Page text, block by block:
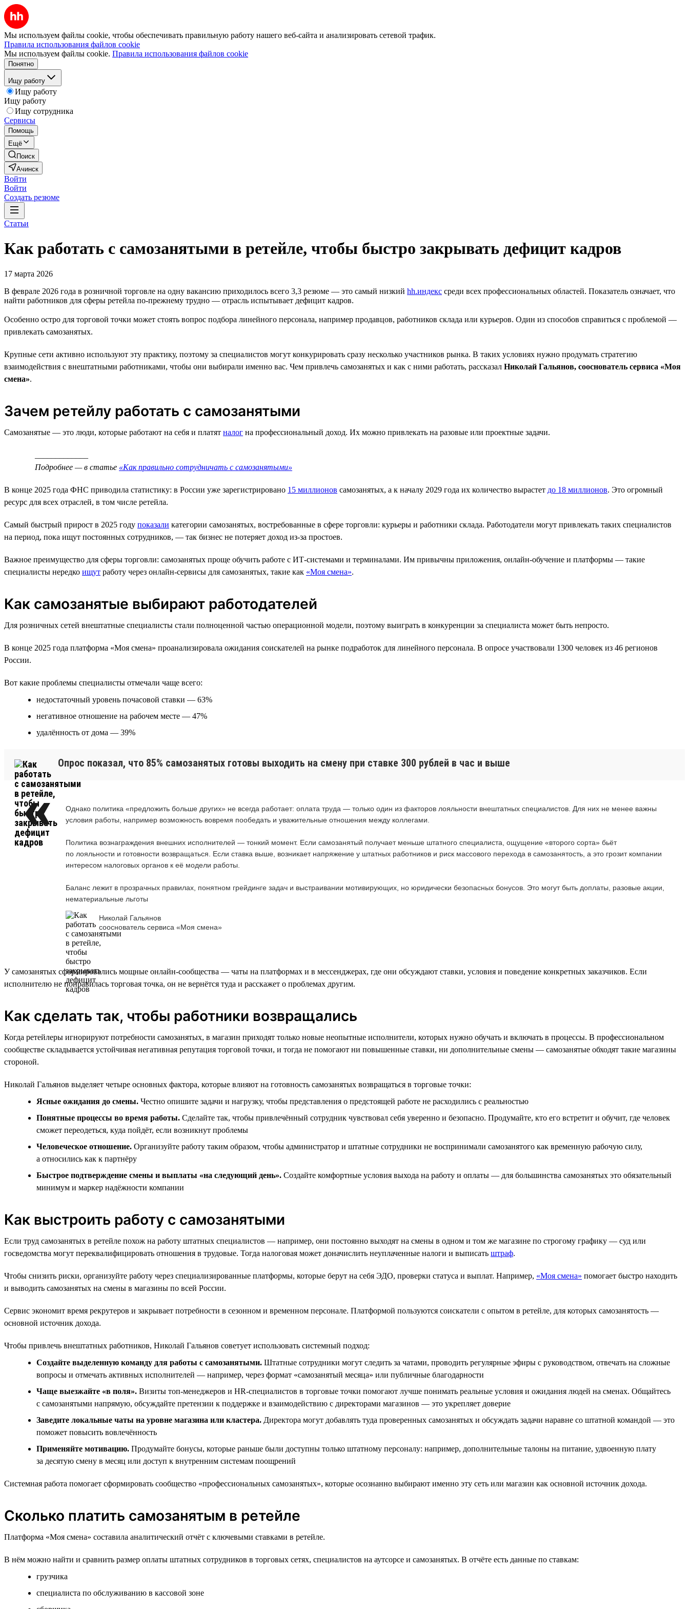
Мы используем файлы cookie, чтобы обеспечивать правильную работу нашего веб-сайта и анализировать сетевой трафик.
Правила использования файлов cookie
Мы используем файлы cookie. Правила использования файлов cookie
Понятно
Ищу работу
Ищу работу
Ищу работу
Ищу сотрудника
Сервисы
Помощь
Ещё
Поиск
Ачинск
Войти
Войти
Создать резюме
Статьи
Как работать с самозанятыми в ретейле, чтобы быстро закрывать дефицит кадров
17 марта 2026
В феврале 2026 года в розничной торговле на одну вакансию приходилось всего 3,3 резюме — это самый низкий hh.индекс среди всех профессиональных областей. Показатель означает, что
найти работников для сферы ретейла по-прежнему трудно — отрасль испытывает дефицит кадров.
Особенно остро для торговой точки может стоять вопрос подбора линейного персонала, например продавцов, работников склада или курьеров. Один из способов справиться с проблемой —
привлекать самозанятых.
Крупные сети активно используют эту практику, поэтому за специалистов могут конкурировать сразу несколько участников рынка. В таких условиях нужно продумать стратегию
взаимодействия с внештатными работниками, чтобы они выбирали именно вас. Чем привлечь самозанятых и как с ними работать, рассказал Николай Гальянов, сооснователь сервиса «Моя
смена».
Зачем ретейлу работать с самозанятыми
Самозанятые — это люди, которые работают на себя и платят налог на профессиональный доход. Их можно привлекать на разовые или проектные задачи.
Подробнее — в статье «Как правильно сотрудничать с самозанятыми»
В конце 2025 года ФНС приводила статистику: в России уже зарегистрировано 15 миллионов самозанятых, а к началу 2029 года их количество вырастет до 18 миллионов. Это огромный
ресурс для всех отраслей, в том числе ретейла.
Самый быстрый прирост в 2025 году показали категории самозанятых, востребованные в сфере торговли: курьеры и работники склада. Работодатели могут привлекать таких специалистов
на период, пока ищут постоянных сотрудников, — так бизнес не потеряет доход из-за простоев.
Важное преимущество для сферы торговли: самозанятых проще обучить работе с ИТ-системами и терминалами. Им привычны приложения, онлайн-обучение и платформы — такие
специалисты нередко ищут работу через онлайн-сервисы для самозанятых, такие как «Моя смена».
Как самозанятые выбирают работодателей
Для розничных сетей внештатные специалисты стали полноценной частью операционной модели, поэтому выиграть в конкуренции за специалиста может быть непросто.
В конце 2025 года платформа «Моя смена» проанализировала ожидания соискателей на рынке подработок для линейного персонала. В опросе участвовали 1300 человек из 46 регионов
России.
Вот какие проблемы специалисты отмечали чаще всего:
недостаточный уровень почасовой ставки — 63%
негативное отношение на рабочем месте — 47%
удалённость от дома — 39%
Опрос показал, что 85% самозанятых готовы выходить на смену при ставке 300 рублей в час и выше
Однако политика «предложить больше других» не всегда работает: оплата труда — только один из факторов лояльности внештатных специалистов. Для них не менее важны
условия работы, например возможность вовремя пообедать и уважительные отношения между коллегами.
Политика вознаграждения внешних исполнителей — тонкий момент. Если самозанятый получает меньше штатного специалиста, ощущение «второго сорта» бьёт
по лояльности и готовности возвращаться. Если ставка выше, возникает напряжение у штатных работников и риск массового перехода в самозанятость, а это грозит компании
интересом налоговых органов к её модели работы.
Баланс лежит в прозрачных правилах, понятном грейдинге задач и выстраивании мотивирующих, но юридически безопасных бонусов. Это могут быть доплаты, разовые акции,
нематериальные льготы
Николай Гальянов
сооснователь сервиса «Моя смена»
У самозанятых сформировались мощные онлайн‑сообщества — чаты на платформах и в мессенджерах, где они обсуждают ставки, условия и поведение конкретных заказчиков. Если
исполнителю не понравилась торговая точка, он не вернётся туда и расскажет о проблемах другим.
Как сделать так, чтобы работники возвращались
Когда ретейлеры игнорируют потребности самозанятых, в магазин приходят только новые неопытные исполнители, которых нужно обучать и включать в процессы. В профессиональном
сообществе складывается устойчивая негативная репутация торговой точки, и тогда не помогают ни повышенные ставки, ни дополнительные смены — самозанятые обходят такие магазины
стороной.
Николай Гальянов выделяет четыре основных фактора, которые влияют на готовность самозанятых возвращаться в торговые точки:
Ясные ожидания до смены. Честно опишите задачи и нагрузку, чтобы представления о предстоящей работе не расходились с реальностью
Понятные процессы во время работы. Сделайте так, чтобы привлечённый сотрудник чувствовал себя уверенно и безопасно. Продумайте, кто его встретит и обучит, где человек
сможет переодеться, куда пойдёт, если возникнут проблемы
Человеческое отношение. Организуйте работу таким образом, чтобы администратор и штатные сотрудники не воспринимали самозанятого как временную рабочую силу,
а относились как к партнёру
Быстрое подтверждение смены и выплаты «на следующий день». Создайте комфортные условия выхода на работу и оплаты — для большинства самозанятых это обязательный
минимум и маркер надёжности компании
Как выстроить работу с самозанятыми
Если труд самозанятых в ретейле похож на работу штатных специалистов — например, они постоянно выходят на смены в одном и том же магазине по строгому графику — суд или
госведомства могут переквалифицировать отношения в трудовые. Тогда налоговая может доначислить неуплаченные налоги и выписать штраф.
Чтобы снизить риски, организуйте работу через специализированные платформы, которые берут на себя ЭДО, проверки статуса и выплат. Например, «Моя смена» помогает быстро находить
и выводить самозанятых на смены в магазины по всей России.
Сервис экономит время рекрутеров и закрывает потребности в сезонном и временном персонале. Платформой пользуются соискатели с опытом в ретейле, для которых самозанятость —
основной источник дохода.
Чтобы привлечь внештатных работников, Николай Гальянов советует использовать системный подход:
Создайте выделенную команду для работы с самозанятыми. Штатные сотрудники могут следить за чатами, проводить регулярные эфиры с руководством, отвечать на сложные
вопросы и отмечать активных исполнителей — например, через формат «самозанятый месяца» или публичные благодарности
Чаще выезжайте «в поля». Визиты топ‑менеджеров и HR‑специалистов в торговые точки помогают лучше понимать реальные условия и ожидания людей на сменах. Общайтесь
с самозанятыми напрямую, обсуждайте претензии к поддержке и взаимодействию с директорами магазинов — это укрепляет доверие
Заведите локальные чаты на уровне магазина или кластера. Директора могут добавлять туда проверенных самозанятых и обсуждать задачи наравне со штатной командой — это
поможет повысить вовлечённость
Применяйте мотивацию. Продумайте бонусы, которые раньше были доступны только штатному персоналу: например, дополнительные талоны на питание, удвоенную плату
за десятую смену в месяц или доступ к внутренним системам поощрений
Системная работа помогает сформировать сообщество «профессиональных самозанятых», которые осознанно выбирают именно эту сеть или магазин как основной источник дохода.
Сколько платить самозанятым в ретейле
Платформа «Моя смена» составила аналитический отчёт с ключевыми ставками в ретейле.
В нём можно найти и сравнить размер оплаты штатных сотрудников в торговых сетях, специалистов на аутсорсе и самозанятых. В отчёте есть данные по ставкам:
грузчика
специалиста по обслуживанию в кассовой зоне